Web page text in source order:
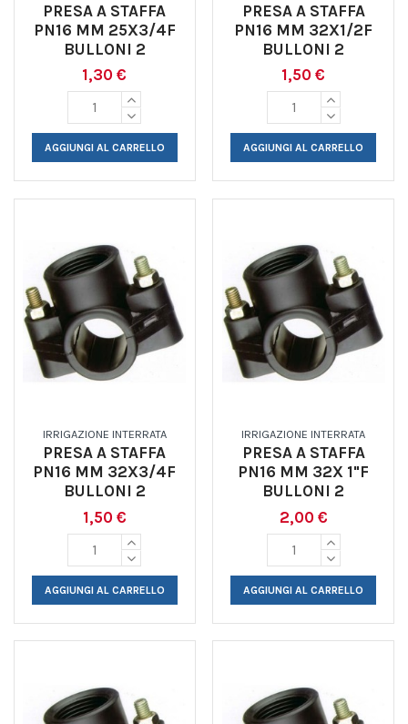
PRESA A STAFFA
PN16 MM 25X3/4F
BULLONI 2
1,30 €
AGGIUNGI AL CARRELLO
PRESA A STAFFA
PN16 MM 32X1/2F
BULLONI 2
1,50 €
AGGIUNGI AL CARRELLO
IRRIGAZIONE INTERRATA
PRESA A STAFFA
PN16 MM 32X3/4F
BULLONI 2
1,50 €
AGGIUNGI AL CARRELLO
IRRIGAZIONE INTERRATA
PRESA A STAFFA
PN16 MM 32X 1"F
BULLONI 2
2,00 €
AGGIUNGI AL CARRELLO